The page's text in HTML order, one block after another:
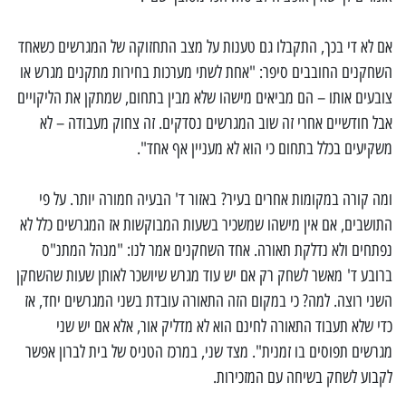
אם לא די בכך, התקבלו גם טענות על מצב התחזוקה של המגרשים כשאחד
השחקנים החובבים סיפר: "אחת לשתי מערכות בחירות מתקנים מגרש או
צובעים אותו – הם מביאים מישהו שלא מבין בתחום, שמתקן את הליקויים
אבל חודשיים אחרי זה שוב המגרשים נסדקים. זה צחוק מעבודה – לא
משקיעים בכלל בתחום כי הוא לא מעניין אף אחד".
ומה קורה במקומות אחרים בעיר? באזור ד' הבעיה חמורה יותר. על פי
התושבים, אם אין מישהו שמשכיר בשעות המבוקשות אז המגרשים כלל לא
נפתחים ולא נדלקת תאורה. אחד השחקנים אמר לנו: "מנהל המתנ"ס
ברובע ד' מאשר לשחק רק אם יש עוד מגרש שיושכר לאותן שעות שהשחקן
השני רוצה. למה? כי במקום הזה התאורה עובדת בשני המגרשים יחד, אז
כדי שלא תעבוד התאורה לחינם הוא לא מדליק אור, אלא אם יש שני
מגרשים תפוסים בו זמנית". מצד שני, במרכז הטניס של בית לברון אפשר
לקבוע לשחק בשיחה עם המזכירות.